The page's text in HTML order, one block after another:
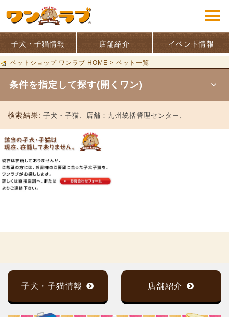
子犬・子猫情報 店舗紹介 イベント情報
ペットショップ ワンラブ HOME > ペット一覧
条件を指定して探す(開くワン)
検索結果: 子犬・子猫、 店舗： 九州統括管理センター、
子犬・子猫情報 店舗紹介